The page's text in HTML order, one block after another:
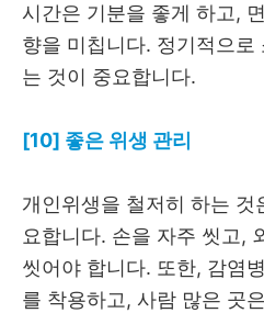
시간은 기분을 좋게 하고,
향을 미칩니다. 정기적으
는 것이 중요합니다.
[10] 좋은 위생 관리
개인위생을 철저히 하는 것
요합니다. 손을 자주 씻고,
씻어야 합니다. 또한, 감염
를 착용하고, 사람 많은 곳